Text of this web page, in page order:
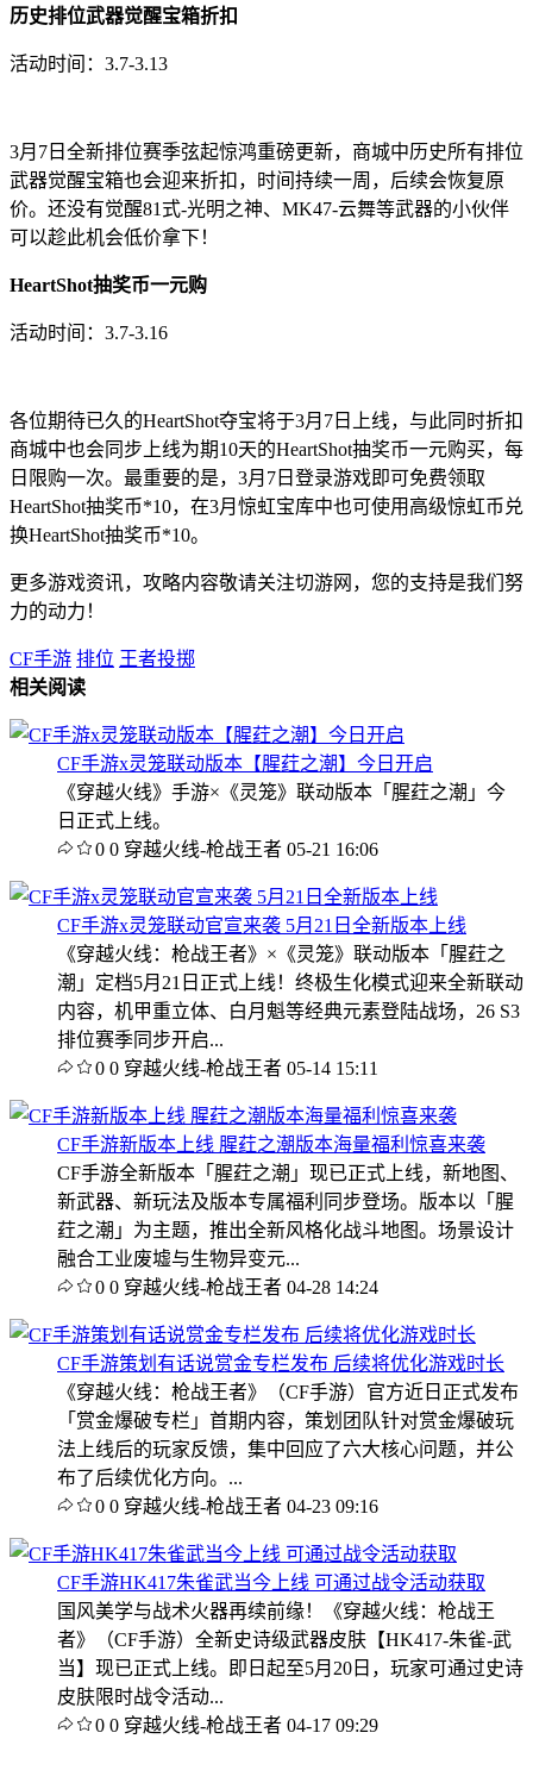
历史排位武器觉醒宝箱折扣
活动时间：3.7-3.13
3月7日全新排位赛季弦起惊鸿重磅更新，商城中历史所有排位
武器觉醒宝箱也会迎来折扣，时间持续一周，后续会恢复原
价。还没有觉醒81式-光明之神、MK47-云舞等武器的小伙伴
可以趁此机会低价拿下！
HeartShot抽奖币一元购
活动时间：3.7-3.16
各位期待已久的HeartShot夺宝将于3月7日上线，与此同时折扣
商城中也会同步上线为期10天的HeartShot抽奖币一元购买，每
日限购一次。最重要的是，3月7日登录游戏即可免费领取
HeartShot抽奖币*10，在3月惊虹宝库中也可使用高级惊虹币兑
换HeartShot抽奖币*10。
更多游戏资讯，攻略内容敬请关注切游网，您的支持是我们努
力的动力！
CF手游 排位 王者投掷
相关阅读
CF手游x灵笼联动版本【腥荭之潮】今日开启
《穿越火线》手游×《灵笼》联动版本「腥荭之潮」今
日正式上线。
0 0 穿越火线-枪战王者 05-21 16:06
CF手游x灵笼联动官宣来袭 5月21日全新版本上线
《穿越火线：枪战王者》×《灵笼》联动版本「腥荭之
潮」定档5月21日正式上线！终极生化模式迎来全新联动
内容，机甲重立体、白月魁等经典元素登陆战场，26 S3
排位赛季同步开启...
0 0 穿越火线-枪战王者 05-14 15:11
CF手游新版本上线 腥荭之潮版本海量福利惊喜来袭
CF手游全新版本「腥荭之潮」现已正式上线，新地图、
新武器、新玩法及版本专属福利同步登场。版本以「腥
荭之潮」为主题，推出全新风格化战斗地图。场景设计
融合工业废墟与生物异变元...
0 0 穿越火线-枪战王者 04-28 14:24
CF手游策划有话说赏金专栏发布 后续将优化游戏时长
《穿越火线：枪战王者》（CF手游）官方近日正式发布
「赏金爆破专栏」首期内容，策划团队针对赏金爆破玩
法上线后的玩家反馈，集中回应了六大核心问题，并公
布了后续优化方向。...
0 0 穿越火线-枪战王者 04-23 09:16
CF手游HK417朱雀武当今上线 可通过战令活动获取
国风美学与战术火器再续前缘！《穿越火线：枪战王
者》（CF手游）全新史诗级武器皮肤【HK417-朱雀-武
当】现已正式上线。即日起至5月20日，玩家可通过史诗
皮肤限时战令活动...
0 0 穿越火线-枪战王者 04-17 09:29